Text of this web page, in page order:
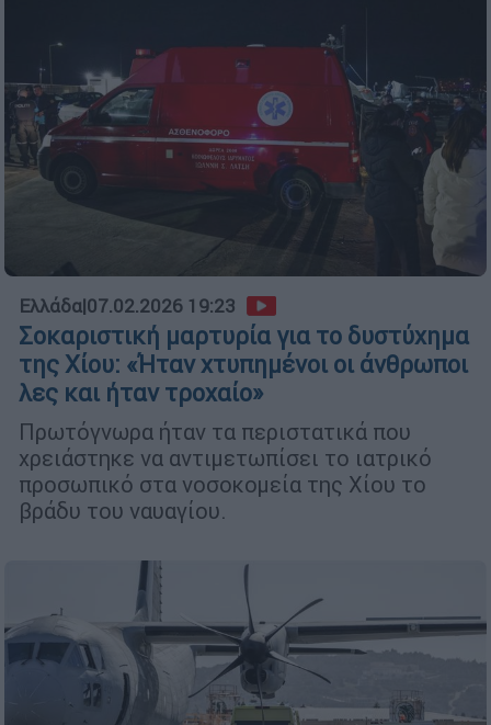
Ελλάδα|07.02.2026 19:23
Σοκαριστική μαρτυρία για το δυστύχημα
της Χίου: «Ήταν χτυπημένοι οι άνθρωποι
λες και ήταν τροχαίο»
Πρωτόγνωρα ήταν τα περιστατικά που
χρειάστηκε να αντιμετωπίσει το ιατρικό
προσωπικό στα νοσοκομεία της Χίου το
βράδυ του ναυαγίου.